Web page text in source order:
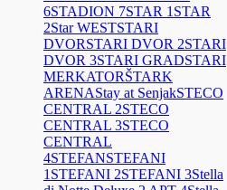
6STADION 7STAR 1 STAR
2Star WESTSTARI
DVORSTARI DVOR 2STARI
DVOR 3STARI GRADSTARI
MERKATORŠTARK
ARENAStay at SenjakSTECO
CENTRAL 2STECO
CENTRAL 3STECO
CENTRAL
4STEFANSTEFANI
1 STEFANI 2STEFANI 3Stella